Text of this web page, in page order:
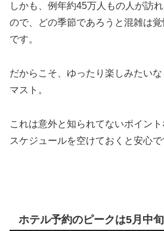
しかも、例年約45万人もの人が訪
ので、どの季節であろうと混雑は
です。
だからこそ、ゆったり楽しみたい
マスト。
これは意外と知られてないポイン
スケジュールを空けておくと安心で
ホテル予約のピークは5月中